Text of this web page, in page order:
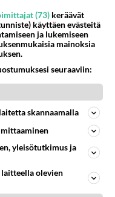
https://www.mtvuutiset.fi/artikkeli/ministeri-mika-poutala-vakavassa-onnettomuudessa/9375980 Kumma kun jutussa ei manit
Missä on Sofia Virta? Loistaa poissaolollaan Erikoisjoukot uudelta kaudelta
219
Tänään tv:ssä: Salatut elämät palaa kesätauolta - Tässä hieman juonipaljastuksia
(73) keräävät
käyttäen evästeitä
ja lukemiseen
mainoksia
seuraaviin:
skannaamalla
yleisötutkimus ja
olevien